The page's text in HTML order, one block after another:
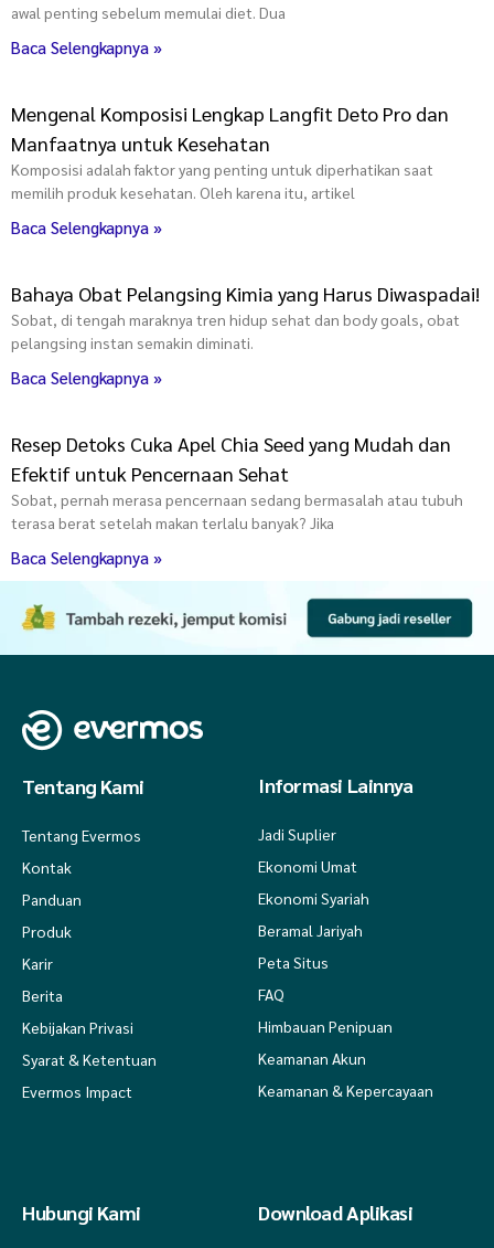
awal penting sebelum memulai diet. Dua
Baca Selengkapnya »
Mengenal Komposisi Lengkap Langfit Deto Pro dan
Manfaatnya untuk Kesehatan
Komposisi adalah faktor yang penting untuk diperhatikan saat
memilih produk kesehatan. Oleh karena itu, artikel
Baca Selengkapnya »
Bahaya Obat Pelangsing Kimia yang Harus Diwaspadai!
Sobat, di tengah maraknya tren hidup sehat dan body goals, obat
pelangsing instan semakin diminati.
Baca Selengkapnya »
Resep Detoks Cuka Apel Chia Seed yang Mudah dan
Efektif untuk Pencernaan Sehat
Sobat, pernah merasa pencernaan sedang bermasalah atau tubuh
terasa berat setelah makan terlalu banyak? Jika
Baca Selengkapnya »
Tentang Kami
Tentang Evermos
Kontak
Panduan
Produk
Karir
Berita
Kebijakan Privasi
Syarat & Ketentuan
Evermos Impact
Informasi Lainnya
Jadi Suplier
Ekonomi Umat
Ekonomi Syariah
Beramal Jariyah
Peta Situs
FAQ
Himbauan Penipuan
Keamanan Akun
Keamanan & Kepercayaan
Hubungi Kami Download Aplikasi